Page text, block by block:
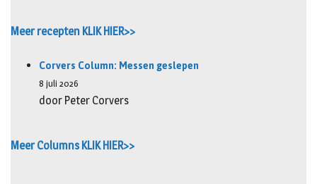
Meer recepten KLIK HIER>>
Corvers Column: Messen geslepen
8 juli 2026
door Peter Corvers
Meer Columns KLIK HIER>>